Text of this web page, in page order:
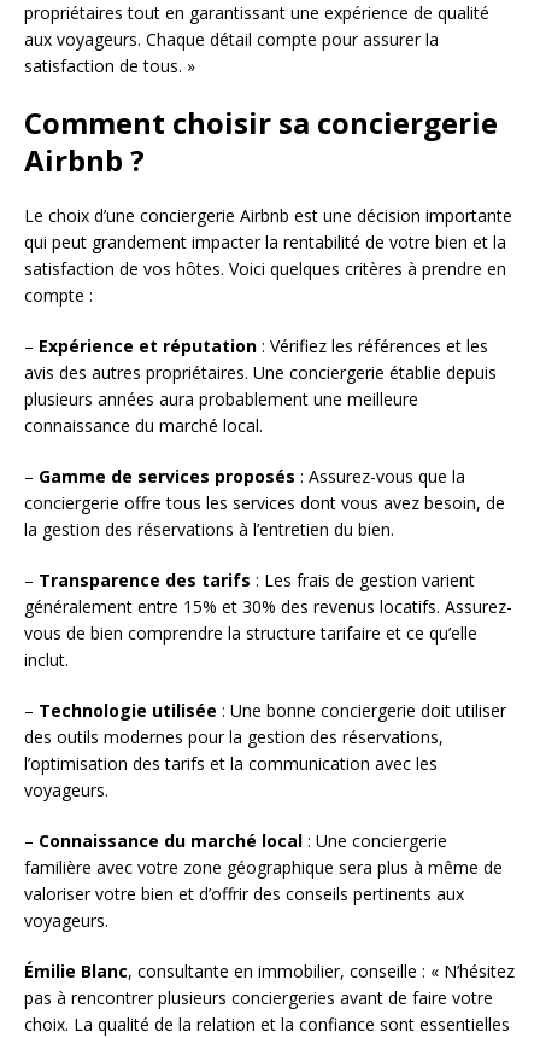
propriétaires tout en garantissant une expérience de qualité
aux voyageurs. Chaque détail compte pour assurer la
satisfaction de tous. »
Comment choisir sa conciergerie
Airbnb ?
Le choix d’une conciergerie Airbnb est une décision importante
qui peut grandement impacter la rentabilité de votre bien et la
satisfaction de vos hôtes. Voici quelques critères à prendre en
compte :
– Expérience et réputation : Vérifiez les références et les
avis des autres propriétaires. Une conciergerie établie depuis
plusieurs années aura probablement une meilleure
connaissance du marché local.
– Gamme de services proposés : Assurez-vous que la
conciergerie offre tous les services dont vous avez besoin, de
la gestion des réservations à l’entretien du bien.
– Transparence des tarifs : Les frais de gestion varient
généralement entre 15% et 30% des revenus locatifs. Assurez-
vous de bien comprendre la structure tarifaire et ce qu’elle
inclut.
– Technologie utilisée : Une bonne conciergerie doit utiliser
des outils modernes pour la gestion des réservations,
l’optimisation des tarifs et la communication avec les
voyageurs.
– Connaissance du marché local : Une conciergerie
familière avec votre zone géographique sera plus à même de
valoriser votre bien et d’offrir des conseils pertinents aux
voyageurs.
Émilie Blanc, consultante en immobilier, conseille : « N’hésitez
pas à rencontrer plusieurs conciergeries avant de faire votre
choix. La qualité de la relation et la confiance sont essentielles